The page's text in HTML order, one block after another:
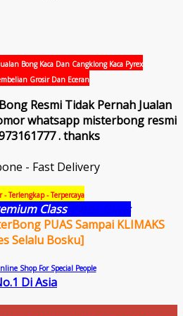
Bong Kaca Dan Cangklong Kaca Pyrex
Grosir Dan Eceran
Resmi Tidak Pernah Jualan
whatsapp misterbong resmi
. thanks
- Fast Delivery
- Terlengkap - Terpercaya
Class
PUAS Sampai KLIMAKS
Selalu Bosku]
Shop For Special People
Di Asia